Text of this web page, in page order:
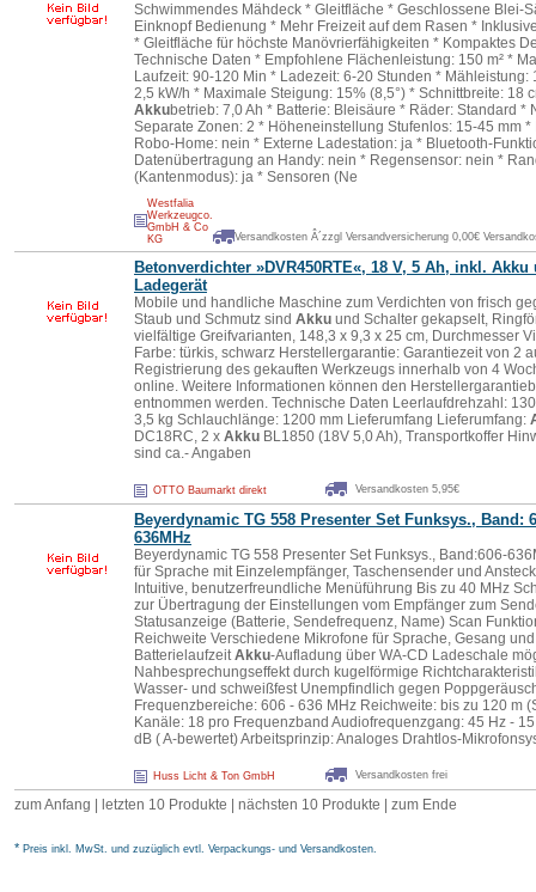
Schwimmendes Mähdeck * Gleitfläche * Geschlossene Blei-
Einknopf Bedienung * Mehr Freizeit auf dem Rasen *
* Gleitfläche für höchste Manövrierfähigkeiten * Kompaktes
Technische Daten * Empfohlene Flächenleistung: 150 m² *
Laufzeit: 90-120 Min * Ladezeit: 6-20 Stunden * Mähleistung:
2,5 kW/h * Maximale Steigung: 15% (8,5°) * Schnittbreite: 18
Akkubetrieb: 7,0 Ah * Batterie: Bleisäure * Räder: Standard *
Separate Zonen: 2 * Höheneinstellung Stufenlos: 15-45 mm
Robo-Home: nein * Externe Ladestation: ja * Bluetooth-
Datenübertragung an Handy: nein * Regensensor: nein *
(Kantenmodus): ja * Sensoren (Ne
Westfalia
Werkzeugco.
GmbH & Co
KG
Versandkosten Â´zzgl Versandversicherung 0,00€
Betonverdichter »DVR450RTE«, 18 V, 5 Ah, inkl. Akku
Ladegerät
Mobile und handliche Maschine zum Verdichten von frisch
Staub und Schmutz sind Akku und Schalter gekapselt,
vielfältige Greifvarianten, 148,3 x 9,3 x 25 cm, Durchmesser
Farbe: türkis, schwarz Herstellergarantie: Garantiezeit von 2
Registrierung des gekauften Werkzeugs innerhalb von 4
online. Weitere Informationen können den
entnommen werden. Technische Daten Leerlaufdrehzahl:
3,5 kg Schlauchlänge: 1200 mm Lieferumfang Lieferumfang:
DC18RC, 2 x Akku BL1850 (18V 5,0 Ah), Transportkoffer
sind ca.- Angaben
OTTO Baumarkt direkt Versandkosten 5,95€
Beyerdynamic TG 558 Presenter Set Funksys., Band:
636MHz
Beyerdynamic TG 558 Presenter Set Funksys., Band:606-
für Sprache mit Einzelempfänger, Taschensender und
Intuitive, benutzerfreundliche Menüführung Bis zu 40 MHz
zur Übertragung der Einstellungen vom Empfänger zum
Statusanzeige (Batterie, Sendefrequenz, Name) Scan
Reichweite Verschiedene Mikrofone für Sprache, Gesang
BatterielaufzeitAkku-Aufladung über WA-CD Ladeschale
Nahbesprechungseffekt durch kugelförmige
Wasser- und schweißfest Unempfindlich gegen
Frequenzbereiche: 606 - 636 MHz Reichweite: bis zu 120 m
Kanäle: 18 pro Frequenzband Audiofrequenzgang: 45 Hz -
dB ( A-bewertet) Arbeitsprinzip: Analoges Drahtlos-
Huss Licht & Ton GmbH Versandkosten frei
zum Anfang letzten 10 Produkte nächsten 10 Produkte zum Ende
* Preis inkl. MwSt. und zuzüglich evtl. Verpackungs- und Versandkosten.